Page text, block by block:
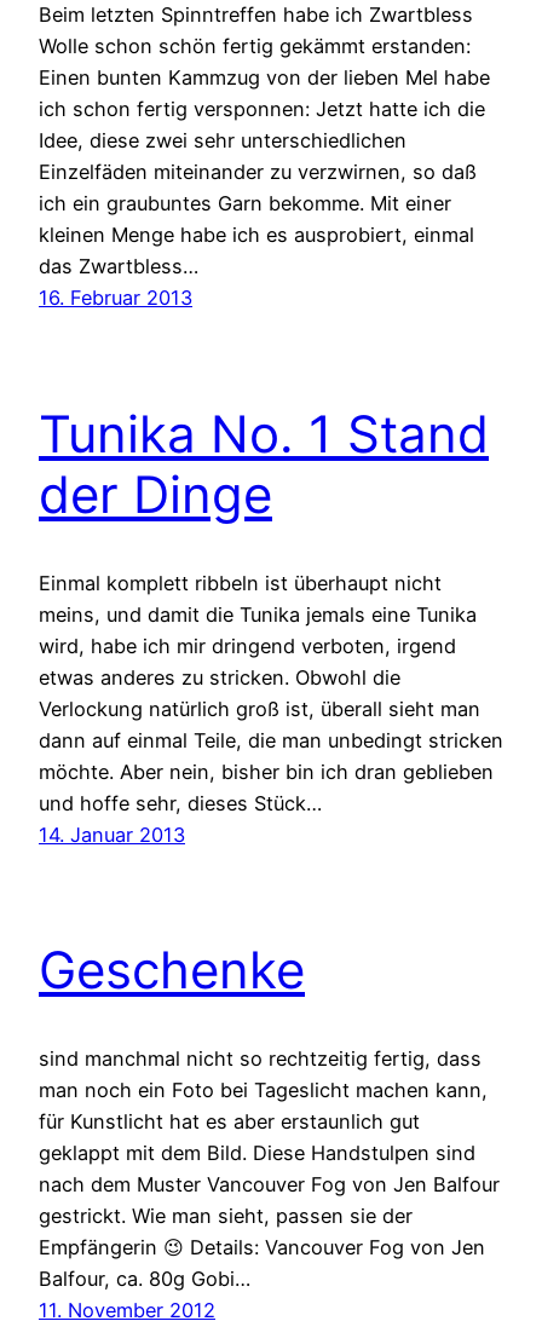
Beim letzten Spinntreffen habe ich Zwartbless
Wolle schon schön fertig gekämmt erstanden:
Einen bunten Kammzug von der lieben Mel habe
ich schon fertig versponnen: Jetzt hatte ich die
Idee, diese zwei sehr unterschiedlichen
Einzelfäden miteinander zu verzwirnen, so daß
ich ein graubuntes Garn bekomme. Mit einer
kleinen Menge habe ich es ausprobiert, einmal
das Zwartbless…
16. Februar 2013
Tunika No. 1 Stand
der Dinge
Einmal komplett ribbeln ist überhaupt nicht
meins, und damit die Tunika jemals eine Tunika
wird, habe ich mir dringend verboten, irgend
etwas anderes zu stricken. Obwohl die
Verlockung natürlich groß ist, überall sieht man
dann auf einmal Teile, die man unbedingt stricken
möchte. Aber nein, bisher bin ich dran geblieben
und hoffe sehr, dieses Stück…
14. Januar 2013
Geschenke
sind manchmal nicht so rechtzeitig fertig, dass
man noch ein Foto bei Tageslicht machen kann,
für Kunstlicht hat es aber erstaunlich gut
geklappt mit dem Bild. Diese Handstulpen sind
nach dem Muster Vancouver Fog von Jen Balfour
gestrickt. Wie man sieht, passen sie der
Empfängerin 😉 Details: Vancouver Fog von Jen
Balfour, ca. 80g Gobi…
11. November 2012